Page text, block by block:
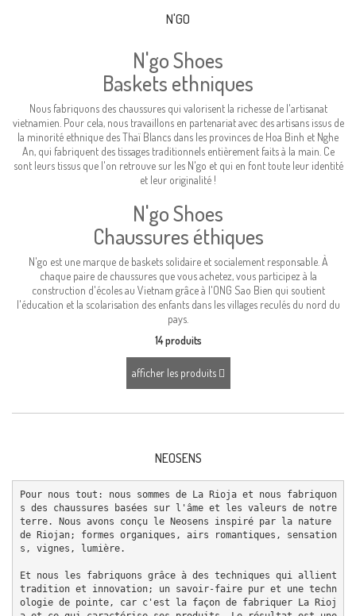
N'GO
N'go Shoes
Baskets ethniques
Nous fabriquons des chaussures qui valorisent la richesse de l'artisanat
vietnamien. Pour cela, nous travaillons en partenariat avec des artisans issus de
la minorité ethnique des Thaï Blancs dans les provinces de Hoa Binh et Nghe
An, qui fabriquent des tissages traditionnels entièrement faits à la main. Ce
sont leurs tissus que l'on retrouve sur les N'go et qui en font toute leur identité
et leur originalité !
N'go Shoes
Chaussures éthiques
N'go est une marque de baskets solidaire et socialement responsable. À
chaque paire de chaussures que vous achetez, vous participez à la
construction d'écoles au Vietnam grâce à l'ONG Sao Bien qui soutient
l'éducation et la scolarisation des enfants dans les villages reculés du nord du
pays.
14 produits
afficher les produits
NEOSENS
Pour nous tout: nous sommes de La Rioja et nous fabriquon
s des chaussures basées sur l'âme et les valeurs de notre
terre. Nous avons conçu le Neosens inspiré par la nature
de Riojan; formes organiques, airs romantiques, sensation
s, vignes, lumière.
Et nous les fabriquons grâce à des techniques qui allient
tradition et innovation; un savoir-faire pur et une techn
ologie de pointe, car c'est la façon de fabriquer La Rioj